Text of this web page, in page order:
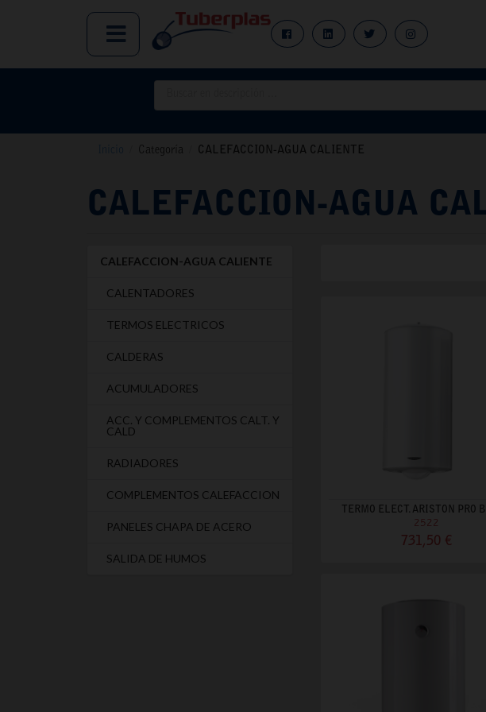
Categoría CALEFACCION-AGUA CALIENTE
CALEFACCION-AGUA
CALEFACCION-AGUA CALIENTE
CALENTADORES
TERMOS ELECTRICOS
CALDERAS
ACUMULADORES
ACC. Y COMPLEMENTOS CALT. Y
CALD
RADIADORES
COMPLEMENTOS CALEFACCION
PANELES CHAPA DE ACERO
SALIDA DE HUMOS
TERMO ELECT. ARISTON PRO
2522
731,50 €